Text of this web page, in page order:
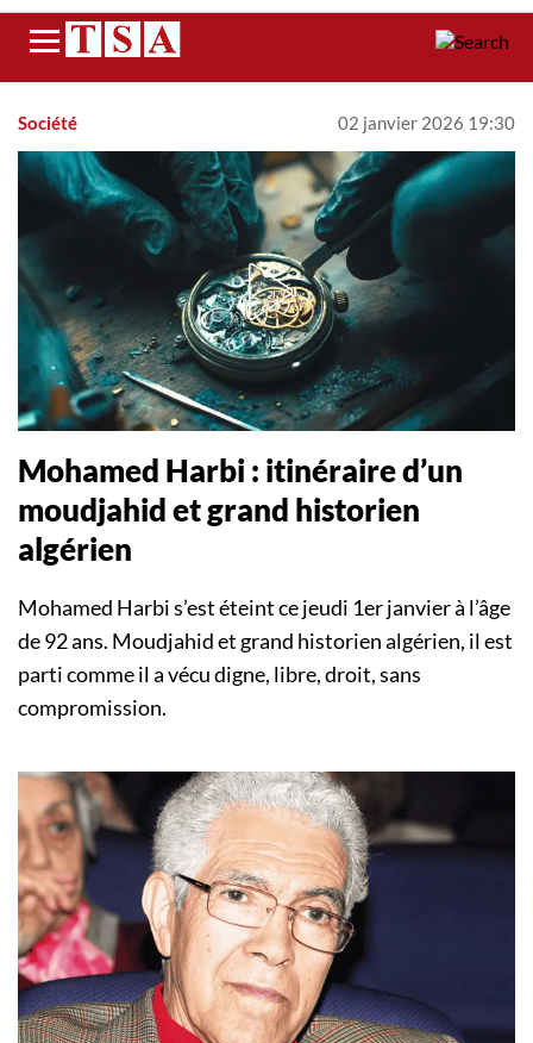
Menu
Société 02 janvier 2026 19:30
Mohamed Harbi : itinéraire d’un
moudjahid et grand historien
algérien
Mohamed Harbi s’est éteint ce jeudi 1er janvier à l’âge
de 92 ans. Moudjahid et grand historien algérien, il est
parti comme il a vécu digne, libre, droit, sans
compromission.